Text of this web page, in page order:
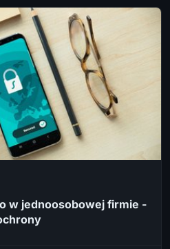
w jednoosobowej firmie -